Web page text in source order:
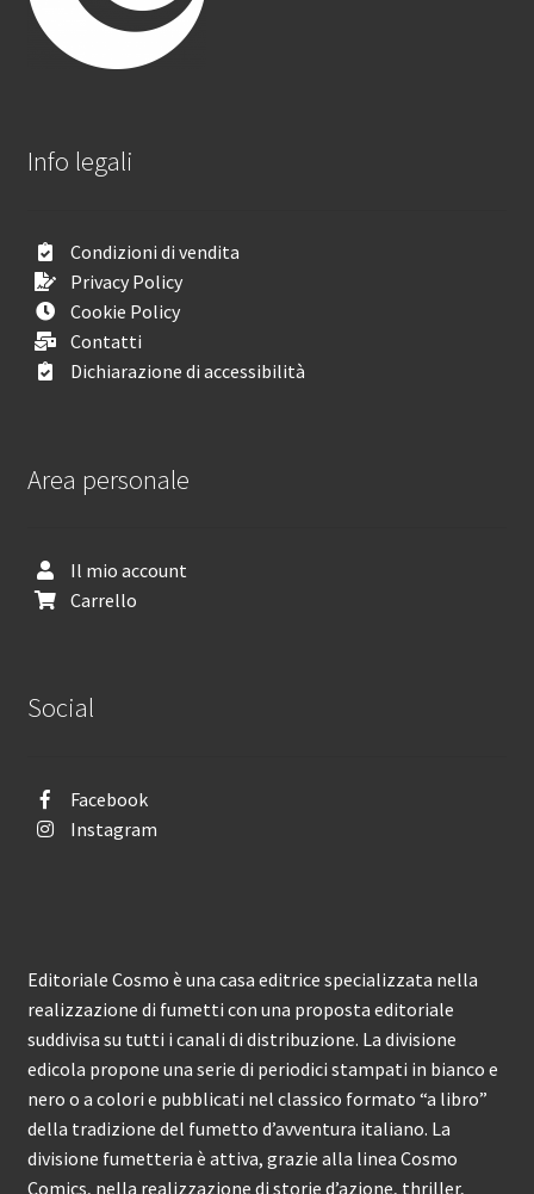
Info legali
Condizioni di vendita
Privacy Policy
Cookie Policy
Contatti
Dichiarazione di accessibilità
Area personale
Il mio account
Carrello
Social
Facebook
Instagram
Editoriale Cosmo è una casa editrice specializzata nella
realizzazione di fumetti con una proposta editoriale
suddivisa su tutti i canali di distribuzione. La divisione
edicola propone una serie di periodici stampati in bianco e
nero o a colori e pubblicati nel classico formato “a libro”
della tradizione del fumetto d’avventura italiano. La
divisione fumetteria è attiva, grazie alla linea Cosmo
Comics, nella realizzazione di storie d’azione, thriller,